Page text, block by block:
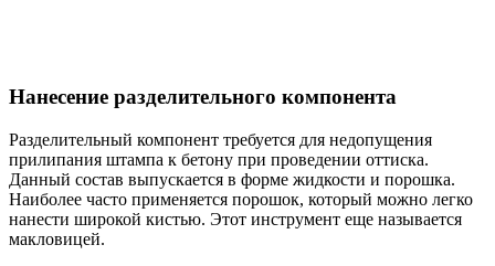
Нанесение разделительного компонента
Разделительный компонент требуется для недопущения
прилипания штампа к бетону при проведении оттиска.
Данный состав выпускается в форме жидкости и порошка.
Наиболее часто применяется порошок, который можно легко
нанести широкой кистью. Этот инструмент еще называется
макловицей.